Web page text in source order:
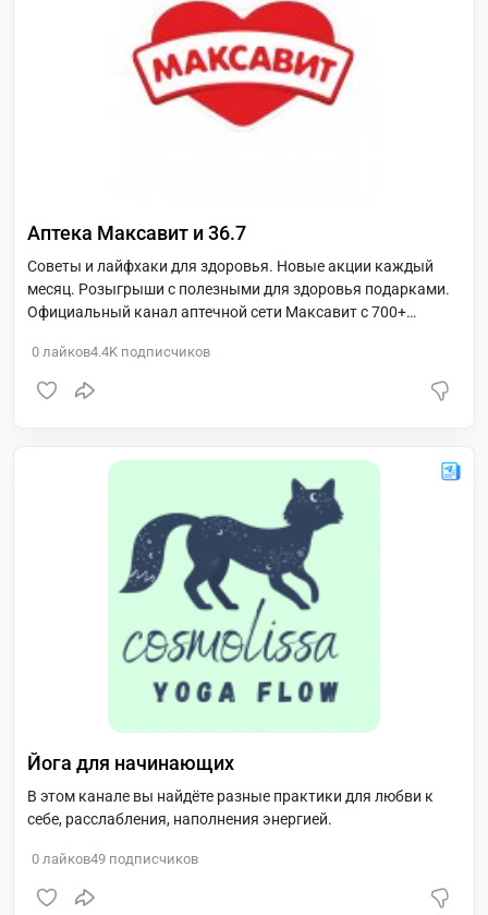
Аптека Максавит и 36.7
Советы и лайфхаки для здоровья. Новые акции каждый
месяц. Розыгрыши с полезными для здоровья подарками.
Официальный канал аптечной сети Максавит с 700+
0 лайков4.4K подписчиков
Йога для начинающих
В этом канале вы найдёте разные практики для любви к
себе, расслабления, наполнения энергией.
0 лайков49 подписчиков